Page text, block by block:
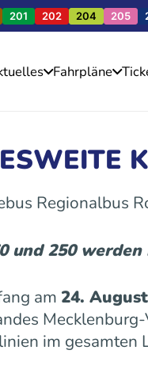
201 202 204 205
Fahrpläne
Regionalbus
und 250
am 24.
im